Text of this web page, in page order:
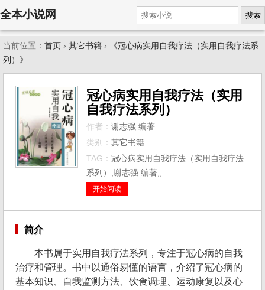
全本小说网 搜索
当前位置： 首页 › 其它书籍 ›
《冠心病实用自我疗法（实用自我疗法系
列）》
冠心病实用自我疗法（实用
自我疗法系列）
作者： 谢志强 编著
类别： 其它书籍
TAG： 冠心病实用自我疗法（实用自我疗法
系列）,谢志强 编著,,
开始阅读
简介
本书属于实用自我疗法系列，专注于冠心病的自我
治疗和管理。书中以通俗易懂的语言，介绍了冠心病的
基本知识、自我监测方法、饮食调理、运动康复以及心